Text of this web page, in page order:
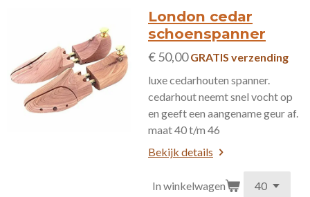
London cedar
schoenspanner
€ 50,00 GRATIS verzending
luxe cedarhouten spanner.
cedarhout neemt snel vocht op
en geeft een aangename geur af.
maat 40 t/m 46
Bekijk details
In winkelwagen